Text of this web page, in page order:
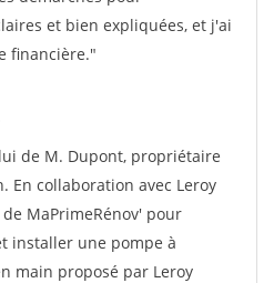
et bien expliquées, et j'ai
financière."
de M. Dupont, propriétaire
En collaboration avec Leroy
MaPrimeRénov' pour
installer une pompe à
main proposé par Leroy